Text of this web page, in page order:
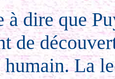
à dire que
de
La